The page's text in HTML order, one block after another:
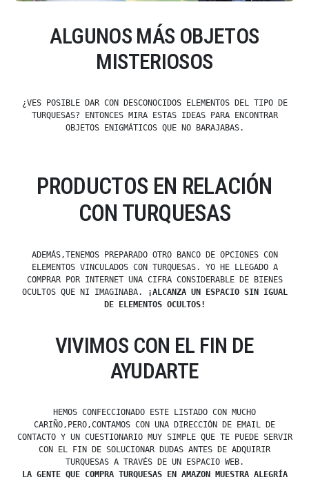
ALGUNOS MÁS OBJETOS
MISTERIOSOS
¿VES POSIBLE DAR CON DESCONOCIDOS ELEMENTOS DEL TIPO DE
TURQUESAS? ENTONCES MIRA ESTAS IDEAS PARA ENCONTRAR
OBJETOS ENIGMÁTICOS QUE NO BARAJABAS.
PRODUCTOS EN RELACIÓN
CON TURQUESAS
ADEMÁS,TENEMOS PREPARADO OTRO BANCO DE OPCIONES CON
ELEMENTOS VINCULADOS CON TURQUESAS. YO HE LLEGADO A
COMPRAR POR INTERNET UNA CIFRA CONSIDERABLE DE BIENES
OCULTOS QUE NI IMAGINABA.
¡ALCANZA UN ESPACIO SIN IGUAL
DE ELEMENTOS OCULTOS!
VIVIMOS CON EL FIN DE
AYUDARTE
HEMOS CONFECCIONADO ESTE LISTADO CON MUCHO
CARIÑO,PERO,CONTAMOS CON UNA DIRECCIÓN DE EMAIL DE
CONTACTO Y UN CUESTIONARIO MUY SIMPLE QUE TE PUEDE SERVIR
CON EL FIN DE SOLUCIONAR DUDAS ANTES DE ADQUIRIR
TURQUESAS A TRAVÉS DE UN ESPACIO WEB.
LA GENTE QUE COMPRA TURQUESAS EN AMAZON MUESTRA ALEGRÍA